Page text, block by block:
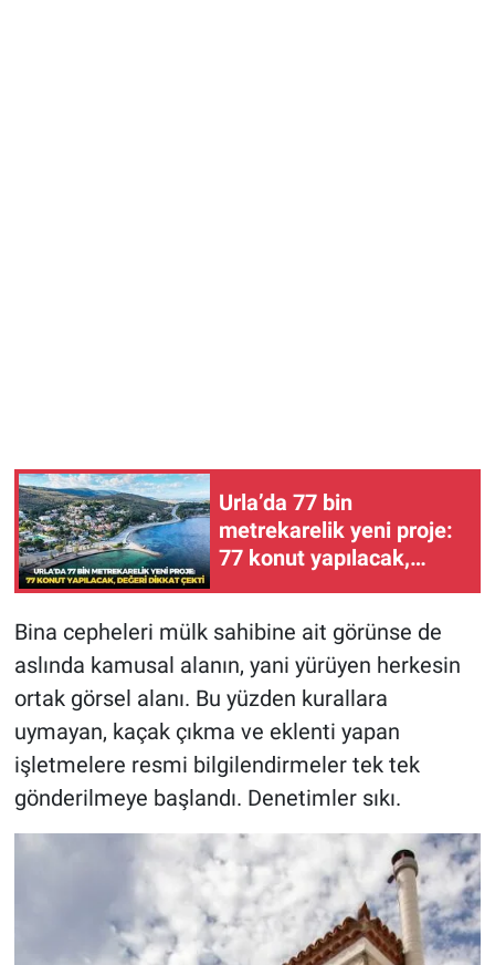
Urla’da 77 bin
metrekarelik yeni proje:
77 konut yapılacak,
Bina cepheleri mülk sahibine ait görünse de
aslında kamusal alanın, yani yürüyen herkesin
ortak görsel alanı. Bu yüzden kurallara
uymayan, kaçak çıkma ve eklenti yapan
işletmelere resmi bilgilendirmeler tek tek
gönderilmeye başlandı. Denetimler sıkı.